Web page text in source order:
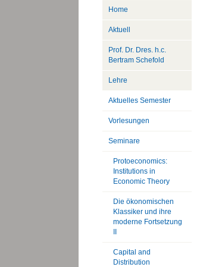
Home
Aktuell
Prof. Dr. Dres. h.c.
Bertram Schefold
Lehre
Aktuelles Semester
Vorlesungen
Seminare
Protoeconomics:
Institutions in
Economic Theory
Die ökonomischen
Klassiker und ihre
moderne Fortsetzung
Capital and
Distribution